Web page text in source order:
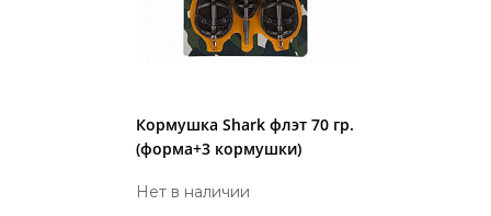
Кормушка Shark флэт 70 гр.
(форма+3 кормушки)
Нет в наличии